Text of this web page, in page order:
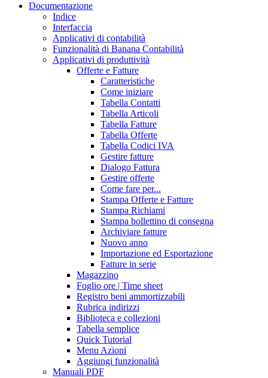
Documentazione
Indice
Interfaccia
Applicativi di contabilità
Funzionalità di Banana Contabilità
Applicativi di produttività
Offerte e Fatture
Caratteristiche
Come iniziare
Tabella Contatti
Tabella Articoli
Tabella Fatture
Tabella Offerte
Tabella Codici IVA
Gestire fatture
Dialogo Fattura
Gestire offerte
Come fare per...
Stampa Offerte e Fatture
Stampa Richiami
Stampa bollettino di consegna
Archiviare fatture
Nuovo anno
Importazione ed Esportazione
Fatture in serie
Magazzino
Foglio ore | Time sheet
Registro beni ammortizzabili
Rubrica indirizzi
Biblioteca e collezioni
Tabella semplice
Quick Tutorial
Menu Azioni
Aggiungi funzionalità
Manuali PDF